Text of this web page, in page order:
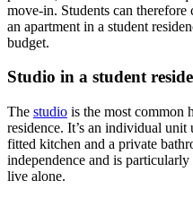
move-in. Students can
an apartment in a student
budget.
Studio in a student
The studio is the most common
residence. It’s an individual
fitted kitchen and a private
independence and is
live alone.